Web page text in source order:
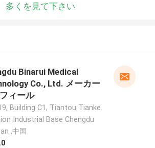
多くを見て下さい
Binarui Medical
Co., Ltd. メーカー
ィール
Building C1, Tiantou Tianke
Industrial Base Chengdu
,中国